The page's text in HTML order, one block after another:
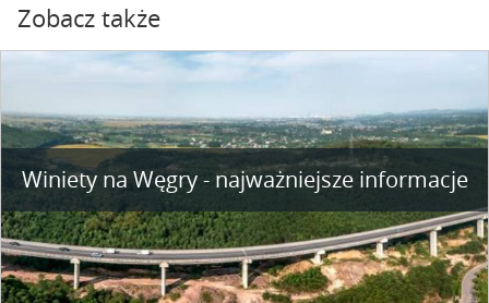
Zobacz także
Winiety na Węgry - najważniejsze informacje